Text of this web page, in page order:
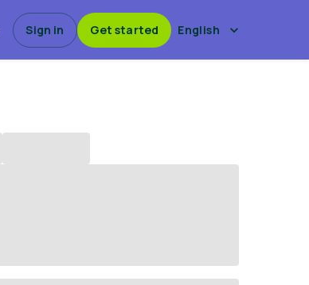
Sign in Get started English